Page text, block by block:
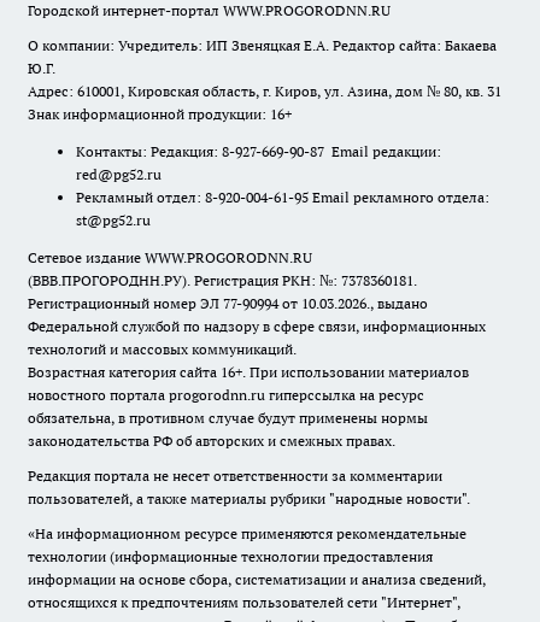
Городской интернет-портал WWW.PROGORODNN.RU
О компании: Учредитель: ИП Звеняцкая Е.А. Редактор сайта: Бакаева
Ю.Г.
Адрес: 610001, Кировская область, г. Киров, ул. Азина, дом № 80, кв. 31
Знак информационной продукции: 16+
Контакты: Редакция: 8-927-669-90-87 Email редакции:
red@pg52.ru
Рекламный отдел: 8-920-004-61-95 Email рекламного отдела:
st@pg52.ru
Сетевое издание WWW.PROGORODNN.RU
(ВВВ.ПРОГОРОДНН.РУ). Регистрация РКН: №: 7378360181.
Регистрационный номер ЭЛ 77-90994 от 10.03.2026., выдано
Федеральной службой по надзору в сфере связи, информационных
технологий и массовых коммуникаций.
Возрастная категория сайта 16+. При использовании материалов
новостного портала progorodnn.ru гиперссылка на ресурс
обязательна, в противном случае будут применены нормы
законодательства РФ об авторских и смежных правах.
Редакция портала не несет ответственности за комментарии
пользователей, а также материалы рубрики "народные новости".
«На информационном ресурсе применяются рекомендательные
технологии (информационные технологии предоставления
информации на основе сбора, систематизации и анализа сведений,
относящихся к предпочтениям пользователей сети "Интернет",